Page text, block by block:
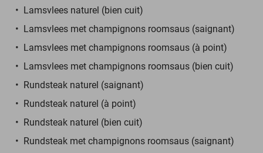
Lamsvlees naturel (bien cuit)
Lamsvlees met champignons roomsaus (saignant)
Lamsvlees met champignons roomsaus (à point)
Lamsvlees met champignons roomsaus (bien cuit)
Rundsteak naturel (saignant)
Rundsteak naturel (à point)
Rundsteak naturel (bien cuit)
Rundsteak met champignons roomsaus (saignant)